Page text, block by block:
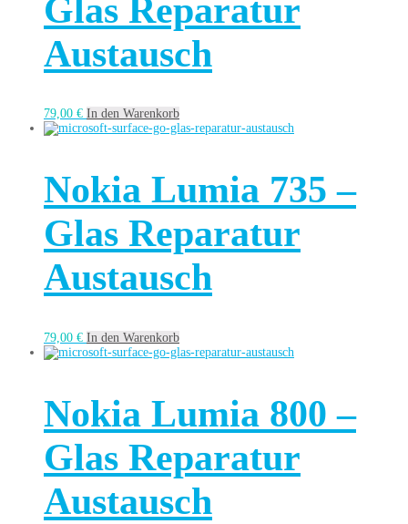
Glas Reparatur
Austausch
79,00 € In den Warenkorb
Nokia Lumia 735 –
Glas Reparatur
Austausch
79,00 € In den Warenkorb
Nokia Lumia 800 –
Glas Reparatur
Austausch